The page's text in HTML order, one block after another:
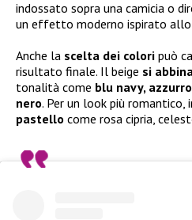
indossato sopra una camicia o
un effetto moderno ispirato allo
Anche la scelta dei colori può
risultato finale. Il beige si
tonalità come blu navy,
nero. Per un look più romantico,
pastello come rosa cipria,